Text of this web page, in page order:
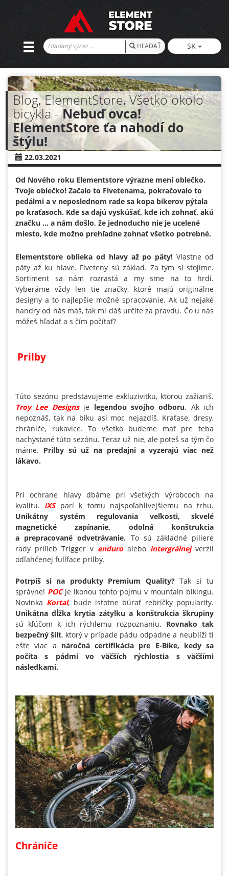
HĽADAŤ SK
Blog, ElementStore, Všetko okolo
bicykla -Nebuď ovca!
ElementStore ťa nahodí do
štýlu!
22.03.2021
Od Nového roku Elementstore výrazne mení oblečko.
Tvoje oblečko! Začalo to Fivetenama, pokračovalo to
pedálmi a v neposlednom rade sa kopa bikerov pýtala
po kraťasoch. Kde sa dajú vyskúšať, kde ich zohnať, akú
značku ... a nám došlo, že jednoducho nie je ucelené
miesto, kde možno prehľadne zohnať všetko potrebné.
Elementstore oblieka od hlavy až po päty! Vlastne od
päty až ku hlave. Fiveteny sú základ. Za tým si stojíme.
Sortiment sa nám rozrastá a my sme na to hrdí.
Vyberáme vždy len tie značky, ktoré majú originálne
designy a to najlepšie možné spracovanie. Ak už nejaké
handry od nás máš, tak mi dáš určite za pravdu. Čo u nás
môžeš hľadať a s čím počítať?
Prilby
Túto sezónu predstavujeme exkluzivitku, ktorou zažiariš.
Troy Lee Designs je legendou svojho odboru. Ak ich
nepoznáš, tak na biku asi moc nejazdíš. Kraťase, dresy,
chrániče, rukavice. To všetko budeme mať pre teba
nachystané túto sezónu. Teraz už nie, ale poteš sa tým čo
máme. Prilby sú už na predajni a vyzerajú viac než
lákavo.
Pri ochrane hlavy dbáme pri všetkých výrobcoch na
kvalitu. iXS parí k tomu najspoľahlivejšiemu na trhu.
Unikátny systém regulovania veľkosti, skvelé
magnetické zapínanie, odolná konštrukcia
a prepracované odvetrávanie. To sú základné piliere
rady prilieb Trigger v enduro alebo intergrálnej verzii
odľahčenej fullface prilby.
Potrpíš si na produkty Premium Quality?Tak si tu
správne! POC je ikonou tohto pojmu v mountain bikingu.
Novinka Kortal, bude istotne búrať rebríčky popularity.
Unikátna dĺžka krytia zátylku a konštrukcia škrupiny
sú kľúčom k ich rýchlemu rozpoznaniu. Rovnako tak
bezpečný šilt, ktorý v prípade pádu odpadne a neublíži ti
ešte viac a náročná certifikácia pre E-Bike, kedy sa
počíta s pádmi vo väčších rýchlostia s väčšími
následkami.
Chrániče